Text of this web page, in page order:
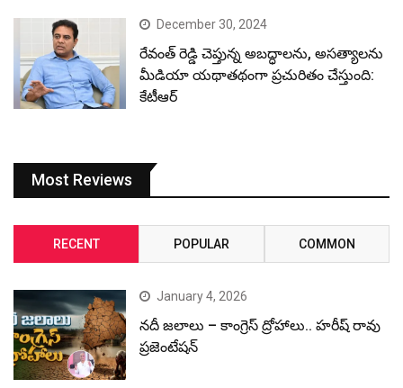
December 30, 2024
రేవంత్ రెడ్డి చెప్తున్న అబద్ధాలను, అసత్యాలను
మీడియా యథాతథంగా ప్రచురితం చేస్తుంది:
కేటీఆర్
Most Reviews
RECENT POPULAR COMMON
January 4, 2026
నదీ జలాలు – కాంగ్రెస్ ద్రోహాలు.. హరీష్ రావు
ప్రజెంటేషన్